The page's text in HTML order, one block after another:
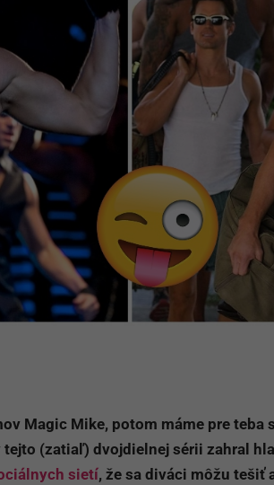
Magic Mike, potom máme pre teba
(zatiaľ) dvojdielnej sérii zahral
sietí, že sa diváci môžu tešiť